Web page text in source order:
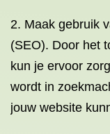
2. Maak gebruik
(SEO). Door het
kun je ervoor
wordt in
jouw website